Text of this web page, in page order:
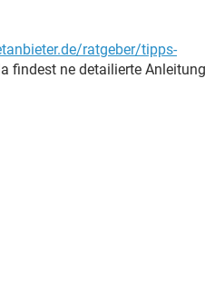
ratgeber/tipps-
findest ne detailierte Anleitung